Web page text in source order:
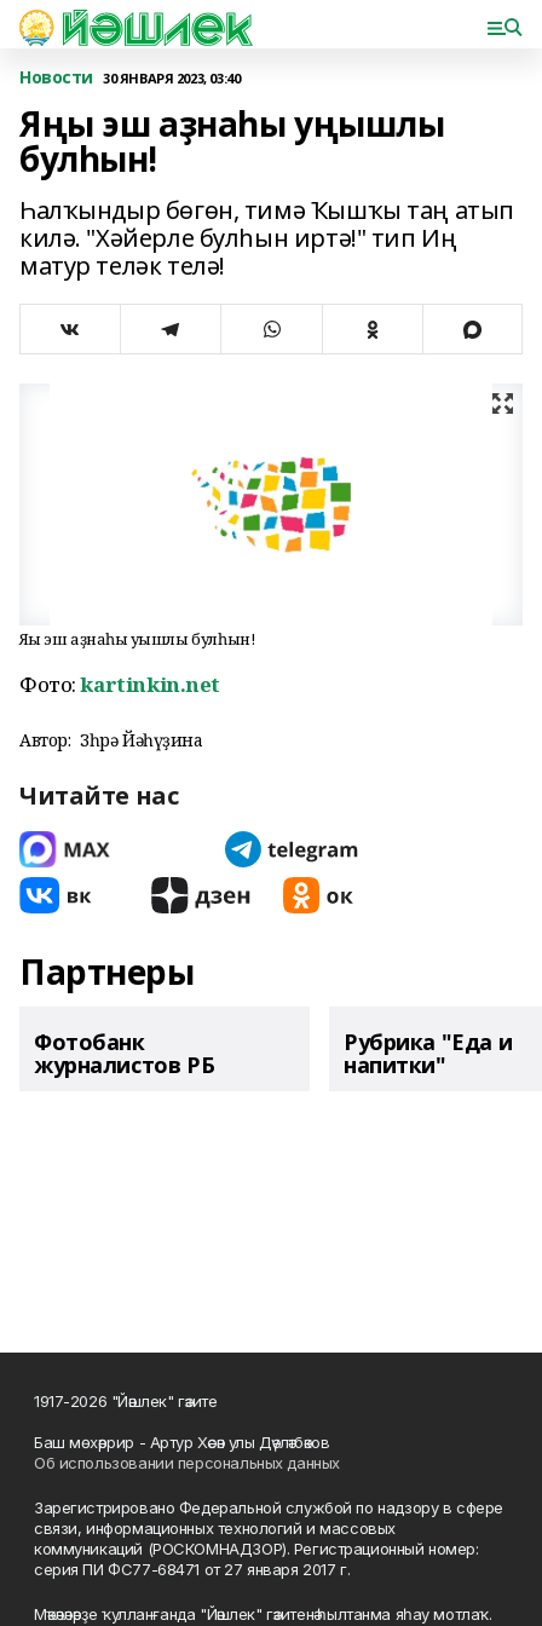
Новости 30 ЯНВАРЯ 2023, 03:40
Яңы эш аҙнаһы уңышлы
булһын!
Һалҡындыр бөгөн, тимә Ҡышҡы таң атып
килә. "Хәйерле булһын иртә!" тип Иң
матур теләк телә!
Яңы эш аҙнаһы уңышлы булһын!
Фото:kartinkin.net
Автор: Зөһрә Йәһүҙина
Читайте нас
Партнеры
Фотобанк
журналистов РБ
Рубрика "Еда и
напитки"
1917-2026 "Йәшлек" гәзите
Баш мөхәррир - Артур Хәсән улы Дәүләтбәков
Об использовании персональных данных
Зарегистрировано Федеральной службой по надзору в сфере
связи, информационных технологий и массовых
коммуникаций (РОСКОМНАДЗОР). Регистрационный номер:
серия ПИ ФС77-68471 от 27 января 2017 г.
Мәҡәләләрҙе ҡулланғанда "Йәшлек" гәзитенә һылтанма яһау мотлаҡ.